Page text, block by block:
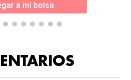
a mi bolsa